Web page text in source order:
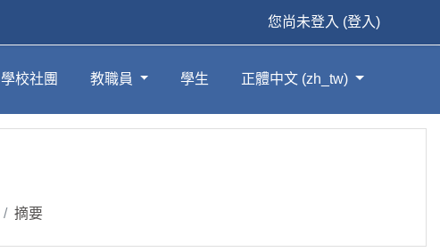
您尚未登入 (登入)
學校社團 教職員 學生 正體中文 ‎(zh_tw)‎
摘要